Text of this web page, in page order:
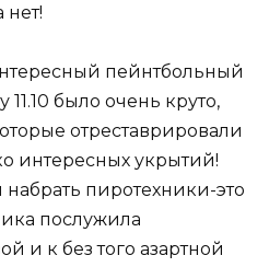
нет!
пейнтбольный
11.10 было очень круто,
отреставрировали
интересных укрытий!
пиротехники-это
послужила
и к без того азартной